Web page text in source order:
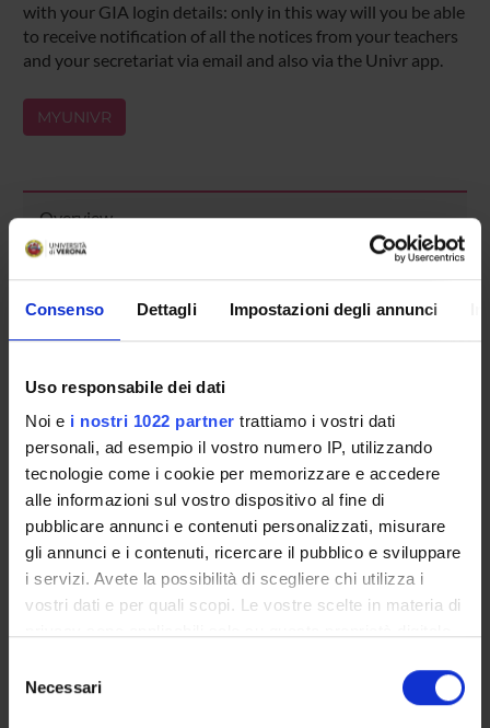
Consenso Dettagli Impostazioni degli annunci
Uso responsabile dei dati
Noi e i nostri 1022 partner trattiamo i vostri dati
personali, ad esempio il vostro numero IP, utilizzando
tecnologie come i cookie per memorizzare e accedere
alle informazioni sul vostro dispositivo al fine di
pubblicare annunci e contenuti personalizzati, misurare
gli annunci e i contenuti, ricercare il pubblico e sviluppare
i servizi. Avete la possibilità di scegliere chi utilizza i
vostri dati e per quali scopi. Le vostre scelte in materia di
modificare o revocare il proprio consenso in qualsiasi
momento dalla Dichiarazione sui cookie o facendo clic
delNecessari
with your GIA login details: only in this way will you be able
to receive notification of all the notices from your teachers
and your secretariat via email and also via the Univr app.
MYUNIVR
Overview
Enrolment Policy
ENTRY REQUIREMENTS (OFA)
Prepare for your admissions tests with Univr
Lesson timetable
Degree Programme
Exam calendar
Notices
Thesis and internship proposals
Governing bodies
Faculty staff
Scholarships and Grants
Housing service